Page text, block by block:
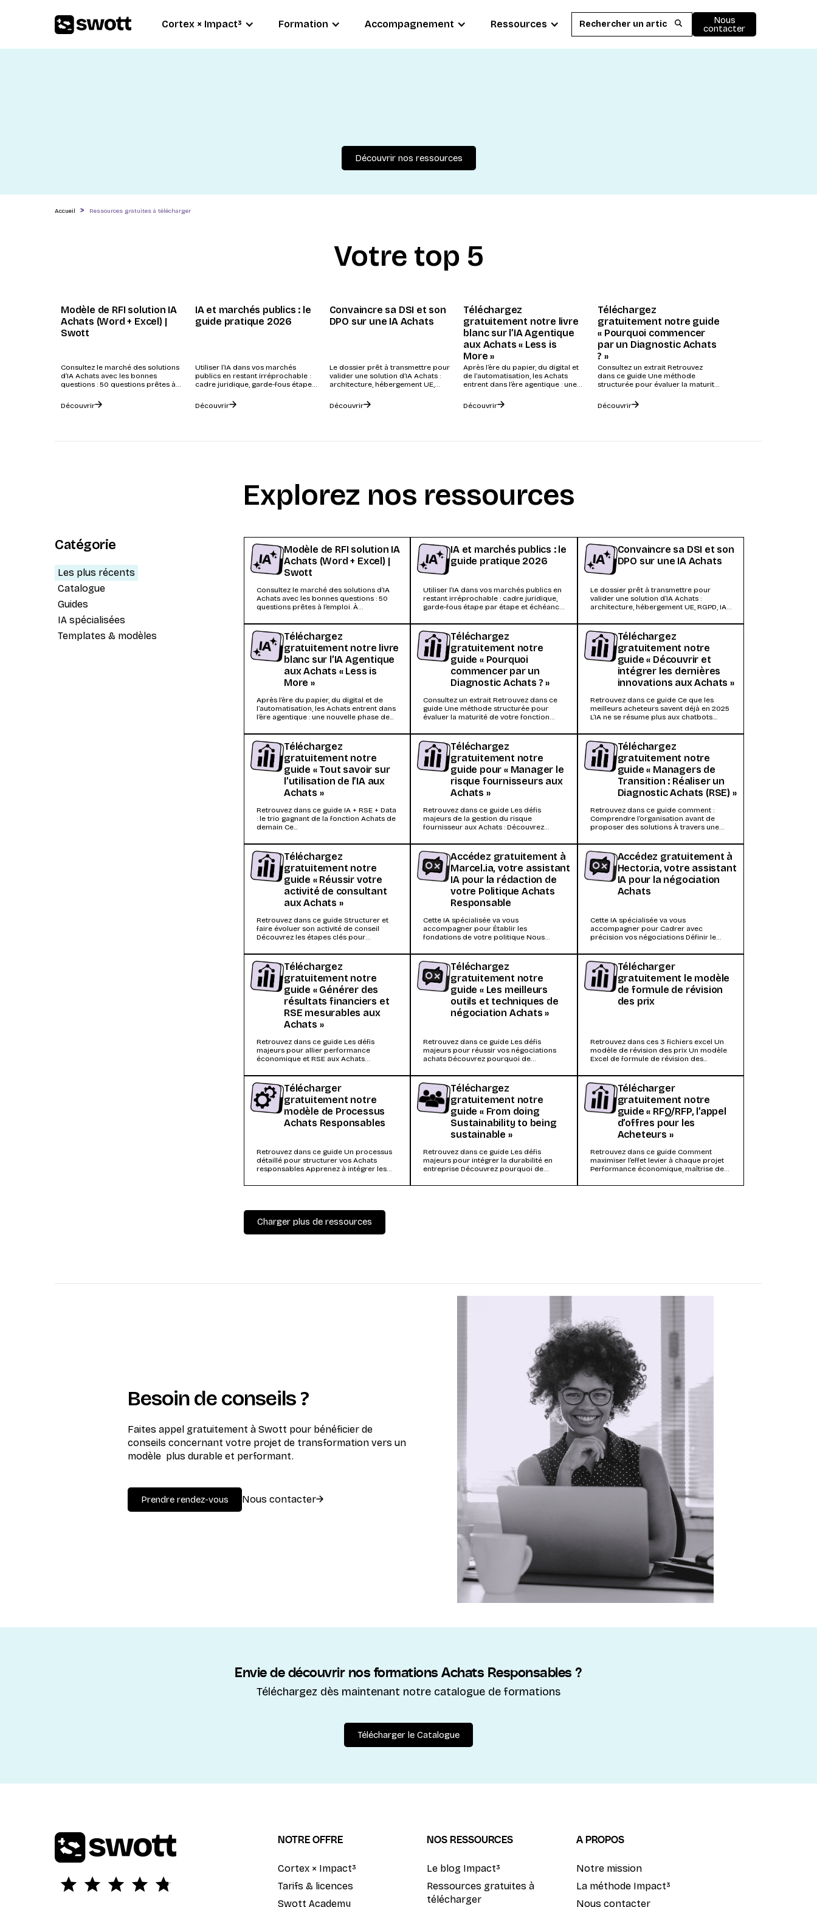
Cortex × Impact³ Formation Accompagnement Ressources Nous
contacter
Découvrir nos ressources
Accueil > Ressources gratuites à télécharger
Votre top 5
Modèle de RFI solution IA
Achats (Word + Excel) |
Swott
Consultez le marché des solutions
d’IA Achats avec les bonnes
questions : 50 questions prêtes à
Découvrir
IA et marchés publics : le
guide pratique 2026
Utiliser l’IA dans vos marchés
publics en restant irréprochable :
cadre juridique, garde-fous étape
Découvrir
Convaincre sa DSI et son
DPO sur une IA Achats
Le dossier prêt à transmettre pour
valider une solution d’IA Achats :
architecture, hébergement UE,
Découvrir
Téléchargez
gratuitement notre livre
blanc sur l’IA Agentique
aux Achats « Less is
More »
Après l’ère du papier, du digital et
de l’automatisation, les Achats
entrent dans l’ère agentique : une
Découvrir
Téléchargez
gratuitement notre guide
« Pourquoi commencer
par un Diagnostic Achats
? »
Consultez un extrait Retrouvez
dans ce guide Une méthode
structurée pour évaluer la maturité
évaluer...
Découvrir
Explorez nos ressources
Catégorie
Les plus récents
Catalogue
Guides
IA spécialisées
Templates & modèles
Modèle de RFI solution IA
Achats (Word + Excel) |
Swott
Consultez le marché des solutions d’IA
Achats avec les bonnes questions : 50
questions prêtes à l’emploi. À
IA et marchés publics : le
guide pratique 2026
Utiliser l’IA dans vos marchés publics en
restant irréprochable : cadre juridique,
garde-fous étape par étape et échéance
Convaincre sa DSI et son
DPO sur une IA Achats
Le dossier prêt à transmettre pour
valider une solution d’IA Achats :
architecture, hébergement UE, RGPD, IA
Téléchargez
gratuitement notre livre
blanc sur l’IA Agentique
aux Achats « Less is
More »
Après l’ère du papier, du digital et de
l’automatisation, les Achats entrent dans
l’ère agentique : une nouvelle phase de...
Téléchargez
gratuitement notre
guide « Pourquoi
commencer par un
Diagnostic Achats ? »
Consultez un extrait Retrouvez dans ce
guide Une méthode structurée pour
évaluer la maturité de votre fonction
Téléchargez
gratuitement notre
guide « Découvrir et
intégrer les dernières
innovations aux Achats »
Retrouvez dans ce guide Ce que les
meilleurs acheteurs savent déjà en 2025
L’IA ne se résume plus aux chatbots....
Téléchargez
gratuitement notre
guide « Tout savoir sur
l’utilisation de l’IA aux
Achats »
Retrouvez dans ce guide IA + RSE + Data
: le trio gagnant de la fonction Achats de
demain Ce...
Téléchargez
gratuitement notre
guide pour « Manager le
risque fournisseurs aux
Achats »
Retrouvez dans ce guide Les défis
majeurs de la gestion du risque
fournisseur aux Achats : Découvrez
Téléchargez
gratuitement notre
guide « Managers de
Transition : Réaliser un
Diagnostic Achats (RSE) »
Retrouvez dans ce guide comment :
Comprendre l’organisation avant de
proposer des solutions À travers une
Téléchargez
gratuitement notre
guide « Réussir votre
activité de consultant
aux Achats »
Retrouvez dans ce guide Structurer et
faire évoluer son activité de conseil
Découvrez les étapes clés pour
Accédez gratuitement à
Marcel.ia, votre assistant
IA pour la rédaction de
votre Politique Achats
Responsable
Cette IA spécialisée va vous
accompagner pour Établir les
fondations de votre politique Nous
les...
Accédez gratuitement à
Hector.ia, votre assistant
IA pour la négociation
Achats
Cette IA spécialisée va vous
accompagner pour Cadrer avec
précision vos négociations Définir le
Téléchargez
gratuitement notre
guide « Générer des
résultats financiers et
RSE mesurables aux
Achats »
Retrouvez dans ce guide Les défis
majeurs pour allier performance
économique et RSE aux Achats
rencontrent...
Téléchargez
gratuitement notre
guide « Les meilleurs
outils et techniques de
négociation Achats »
Retrouvez dans ce guide Les défis
majeurs pour réussir vos négociations
achats Découvrez pourquoi de
Télécharger
gratuitement le modèle
de formule de révision
des prix
Retrouvez dans ces 3 fichiers excel Un
modèle de révision des prix Un modèle
Excel de formule de révision des...
Télécharger
gratuitement notre
modèle de Processus
Achats Responsables
Retrouvez dans ce guide Un processus
détaillé pour structurer vos Achats
responsables Apprenez à intégrer les
Téléchargez
gratuitement notre
guide « From doing
Sustainability to being
sustainable »
Retrouvez dans ce guide Les défis
majeurs pour intégrer la durabilité en
entreprise Découvrez pourquoi de
Télécharger
gratuitement notre
guide « RFQ/RFP, l’appel
d’offres pour les
Acheteurs »
Retrouvez dans ce guide Comment
maximiser l’effet levier à chaque projet
Performance économique, maîtrise des
utilisateurs...
Charger plus de ressources
Besoin de conseils ?
Faites appel gratuitement à Swott pour bénéficier de
conseils concernant votre projet de transformation vers un
modèle plus durable et performant.
Prendre rendez-vous Nous contacter
Envie de découvrir nos formations Achats Responsables ?
Téléchargez dès maintenant notre catalogue de formations
Télécharger le Catalogue
NOTRE OFFRE
Cortex × Impact³
Tarifs & licences
Swott Academy
NOS RESSOURCES
Le blog Impact³
Ressources gratuites à
télécharger
A PROPOS
Notre mission
La méthode Impact³
Nous contacter